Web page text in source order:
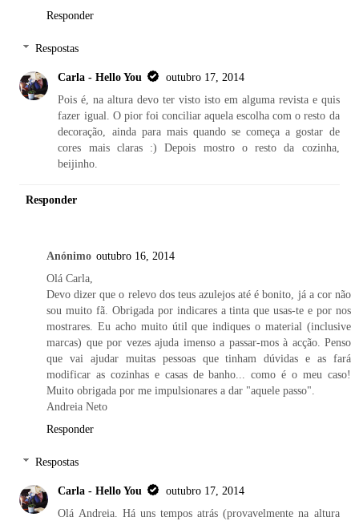
Responder
Respostas
Carla - Hello You
outubro 17, 2014
Pois é, na altura devo ter visto isto em alguma revista e quis
fazer igual. O pior foi conciliar aquela escolha com o resto da
decoração, ainda para mais quando se começa a gostar de
cores mais claras :) Depois mostro o resto da cozinha,
beijinho.
Responder
Anónimo outubro 16, 2014
Olá Carla,
Devo dizer que o relevo dos teus azulejos até é bonito, já a cor não
sou muito fã. Obrigada por indicares a tinta que usas-te e por nos
mostrares. Eu acho muito útil que indiques o material (inclusive
marcas) que por vezes ajuda imenso a passar-mos à acção. Penso
que vai ajudar muitas pessoas que tinham dúvidas e as fará
modificar as cozinhas e casas de banho... como é o meu caso!
Muito obrigada por me impulsionares a dar "aquele passo".
Andreia Neto
Responder
Respostas
Carla - Hello You
outubro 17, 2014
Olá Andreia. Há uns tempos atrás (provavelmente na altura